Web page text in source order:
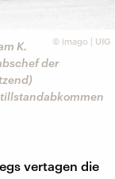
© imago | UIG
K.
der
vertagen die